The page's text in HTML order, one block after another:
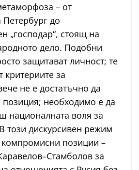
– от
Петербург до
„господар“, стоящ на
дело. Подобни
защитават личност; те
критериите за
не е достатъчно да
необходимо е да
националната воля за
този дискурсивен режим
позиции –
за